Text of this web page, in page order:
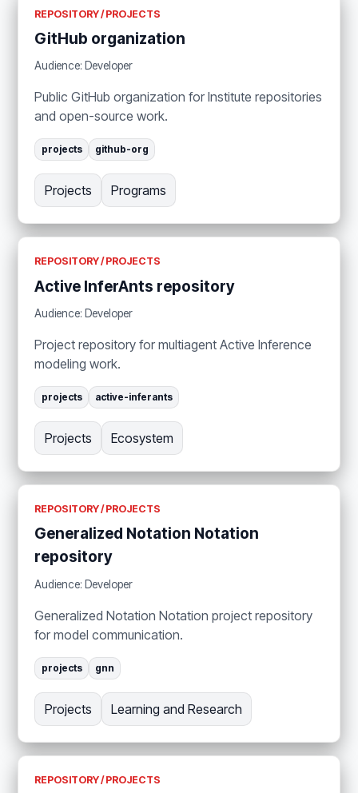
REPOSITORY / PROJECTS
GitHub organization
Audience: Developer
Public GitHub organization for Institute repositories
and open-source work.
projects github-org
Projects Programs
REPOSITORY / PROJECTS
Active InferAnts repository
Audience: Developer
Project repository for multiagent Active Inference
modeling work.
projects active-inferants
Projects Ecosystem
REPOSITORY / PROJECTS
Generalized Notation Notation
repository
Audience: Developer
Generalized Notation Notation project repository
for model communication.
projects gnn
Projects Learning and Research
REPOSITORY / PROJECTS